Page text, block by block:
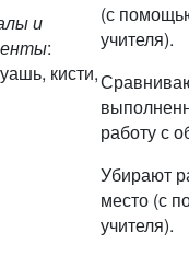
и
:
кисти,
(с
учителя).
работу с
Убирают
место (с
учителя).